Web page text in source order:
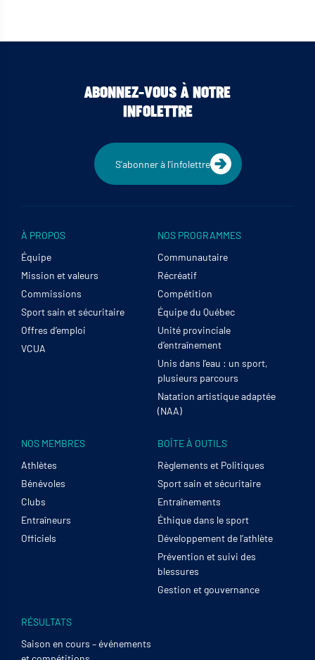
ABONNEZ-VOUS À NOTRE
INFOLETTRE
S'abonner à l'infolettre
À PROPOS
Équipe
Mission et valeurs
Commissions
Sport sain et sécuritaire
Offres d’emploi
VCUA
NOS PROGRAMMES
Communautaire
Récréatif
Compétition
Équipe du Québec
Unité provinciale
d’entraînement
Unis dans l’eau : un sport,
plusieurs parcours
Natation artistique adaptée
(NAA)
NOS MEMBRES
Athlètes
Bénévoles
Clubs
Entraîneurs
Officiels
BOÎTE À OUTILS
Règlements et Politiques
Sport sain et sécuritaire
Entraînements
Éthique dans le sport
Développement de l’athlète
Prévention et suivi des
blessures
Gestion et gouvernance
RÉSULTATS
Saison en cours – événements